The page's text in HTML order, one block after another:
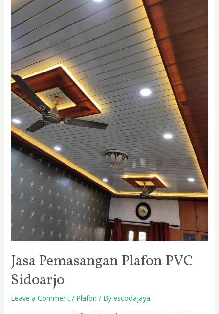
Jasa Pemasangan Plafon PVC
Sidoarjo
Leave a Comment / Plafon / Byescodajaya
Plafon
PVC
Sidoarjo